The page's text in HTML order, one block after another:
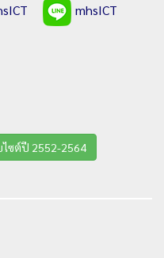
mhsICT
ไซต์ปี 2552-2564